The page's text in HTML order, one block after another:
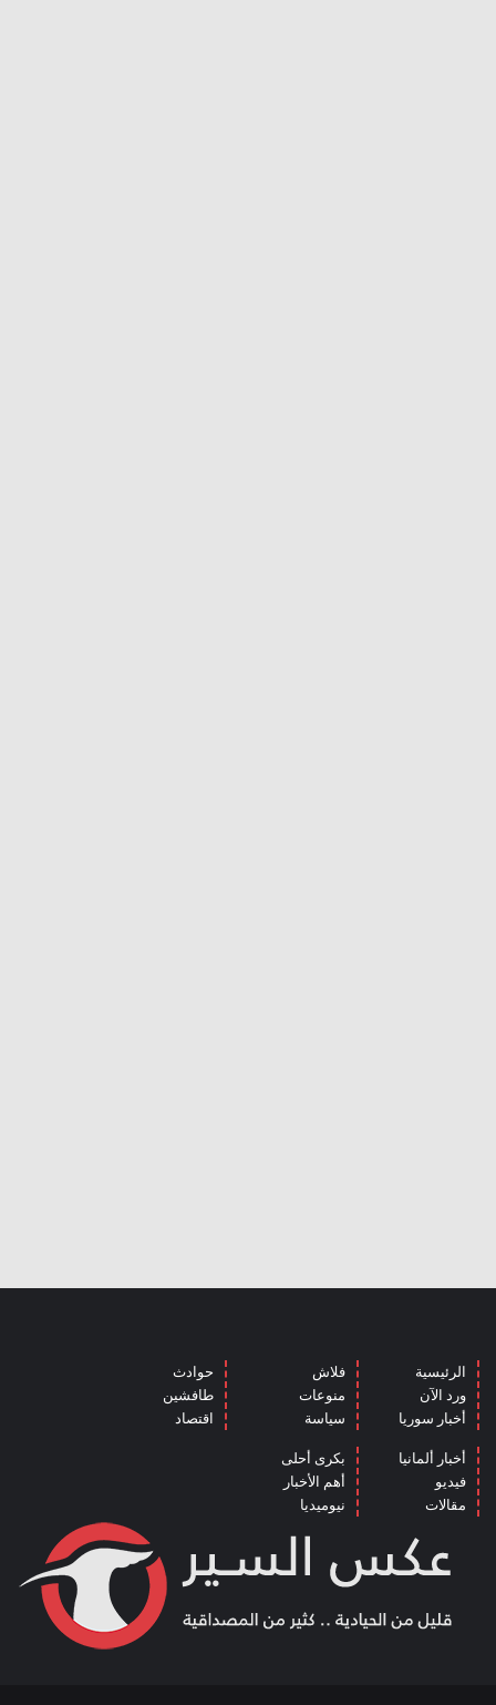
الرئيسية
ورد الآن
أخبار سوريا
فلاش
منوعات
سياسة
حوادث
طافشين
اقتصاد
أخبار ألمانيا
فيديو
مقالات
بكرى أحلى
أهم الأخبار
نيوميديا